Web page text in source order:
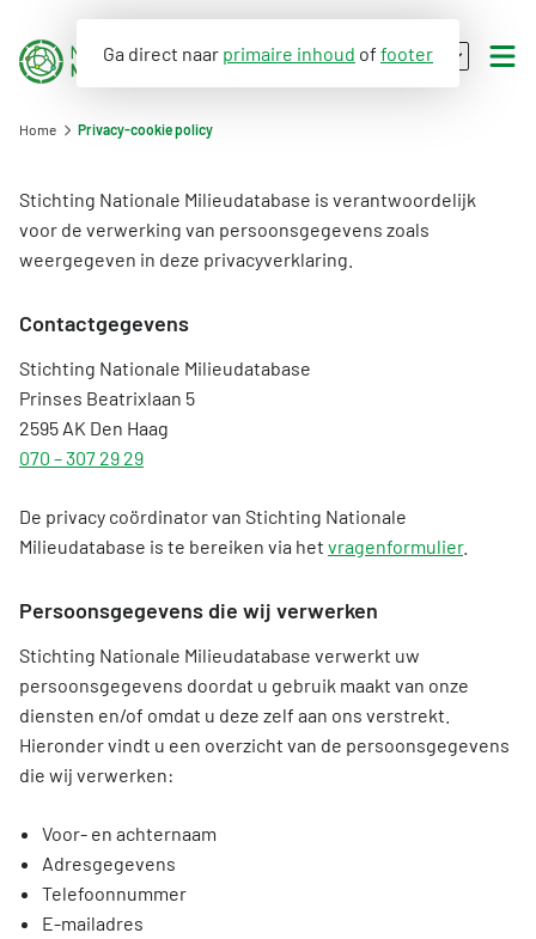
Ga direct naar primaire inhoud of footer
NL
Milieuprestatie
Bepalingsmethode Milieuprestatie Bouwwerken
Milieuprestatie toepassen bij B&U en GWW
Milieuprestatieberekening
Circulair bouwen
Beleid en regelgeving
Voorbeeldprojecten
WLC-GWP
Wat is WLC-GWP
Bepalingsmethode WLC-GWP
Nationale Milieudatabase
Processendatabase
Functionele beschrijvingen
Uitgelicht CAT1 milieuverklaring
DigiGO
Veelgestelde vragen over de databases
Milieudata (LCA)
Milieuverklaring
Informatie voor LCA-opstellers en Toetsers
Milieu-impact categorieën
Vind een erkende LCA-toetser of opsteller
Categorie 3 data
Niet-Nederlandse LCA's en EPD's in de NMD
Veelgestelde vragen over milieudata & LCA's
NMD Academy
Overzicht opleidingen en trainingen
Nieuw bij de NMD? Zo werkt het stelsel
Contact
Ons team
Organisatie
Lustrum Stichting NMD
Vacatures
Tarieven
Viewer: zoek een milieuverklaring
Downloads
Home Privacy-cookie policy
Stichting Nationale Milieudatabase is verantwoordelijk
voor de verwerking van persoonsgegevens zoals
weergegeven in deze privacyverklaring.
Contactgegevens
Stichting Nationale Milieudatabase
Prinses Beatrixlaan 5
2595 AK Den Haag
070 – 307 29 29
De privacy coördinator van Stichting Nationale
Milieudatabase is te bereiken via het vragenformulier.
Persoonsgegevens die wij verwerken
Stichting Nationale Milieudatabase verwerkt uw
persoonsgegevens doordat u gebruik maakt van onze
diensten en/of omdat u deze zelf aan ons verstrekt.
Hieronder vindt u een overzicht van de persoonsgegevens
die wij verwerken:
Voor- en achternaam
Adresgegevens
Telefoonnummer
E-mailadres